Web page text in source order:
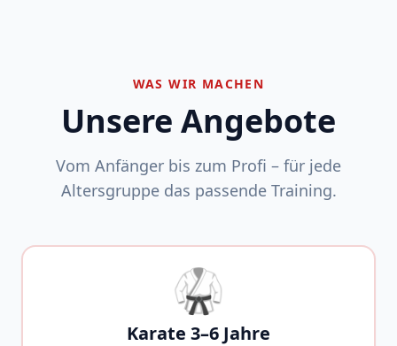
WAS WIR MACHEN
Unsere Angebote
Vom Anfänger bis zum Profi – für jede
Altersgruppe das passende Training.
🥋
Karate 3–6 Jahre